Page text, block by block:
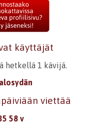
käyttäjät
hetkellä 1 kävijä.
viettää
58 v